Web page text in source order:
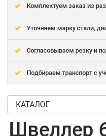
Комплектуем заказ из
Уточняем марку стали,
Согласовываем резку и
Подбираем транспорт с
КАТАЛОГ
Швеллер